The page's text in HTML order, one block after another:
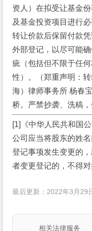
资人）在拟受让基金
及基金投资项目进行
转让价款后保留付款
外部登记，以尽可能
疵（包括但不限于任
性）。（郑重声明：
海）律师事务所 杨春
桥。严禁抄袭、洗稿，
[1]《中华人民共和国
公司应当将股东的姓
登记事项发生变更的
者变更登记的，不得对
最后更新：2022年3月29
相关法律服务